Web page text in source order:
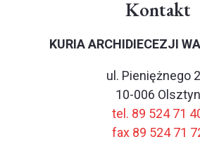
Kontakt
KURIA ARCHIDIECEZJI
ul. Pieniężnego
10-006 Olsztyn
tel. 89 524 71
fax 89 524 71